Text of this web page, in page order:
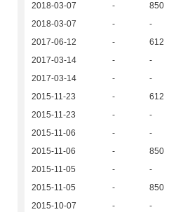
2018-03-07
- 850
2018-03-07
- -
2017-06-12
- 612
2017-03-14
- -
2017-03-14
- -
2015-11-23
- 612
2015-11-23
- -
2015-11-06
- -
2015-11-06
- 850
2015-11-05
- -
2015-11-05
- 850
2015-10-07
- -